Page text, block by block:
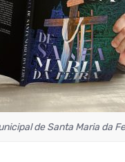
de Santa Maria da